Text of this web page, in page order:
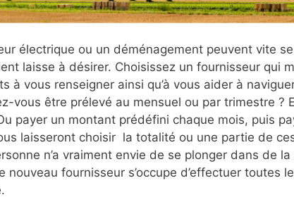
électrique ou un déménagement peuvent vite
laisse à désirer. Choisissez un fournisseur qui
à vous renseigner ainsi qu’à vous aider à
vous être prélevé au mensuel ou par trimestre ?
payer un montant prédéfini chaque mois, puis
laisseront choisir la totalité ou une partie de
n’a vraiment envie de se plonger dans de
fournisseur s’occupe d’effectuer toutes